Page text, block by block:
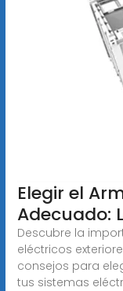
Elegir el
Adecuado:
Descubre la
eléctricos
consejos para
tus sistemas